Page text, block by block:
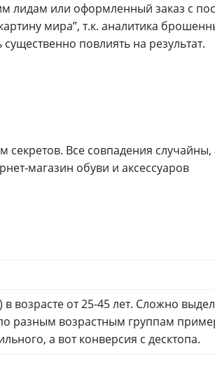
лидам или оформленный заказ с
мира”, т.к. аналитика
повлиять на результат.
Все совпадения
магазин обуви и аксессуаров
возрасте от 25-45 лет. Сложно
разным возрастным группам
а вот конверсия с десктопа.